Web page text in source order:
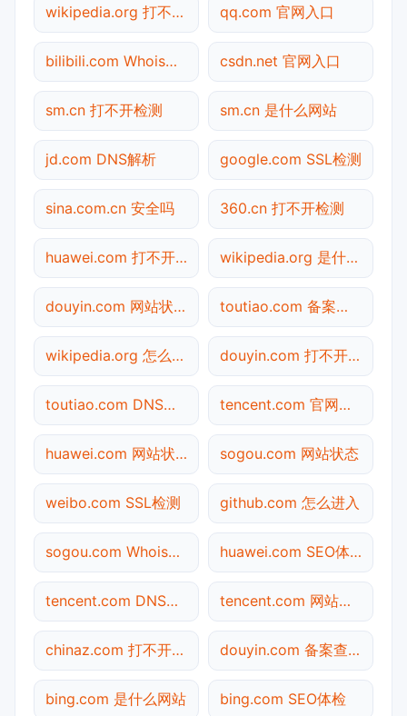
wikipedia.org 打不开检测 qq.com 官网入口
bilibili.com Whois查询 csdn.net 官网入口
sm.cn 打不开检测 sm.cn 是什么网站
jd.com DNS解析 google.com SSL检测
sina.com.cn 安全吗 360.cn 打不开检测
huawei.com 打不开检测 wikipedia.org 是什么网站
douyin.com 网站状态 toutiao.com 备案查询
wikipedia.org 怎么进入 douyin.com 打不开检测
toutiao.com DNS解析 tencent.com 官网入口
huawei.com 网站状态 sogou.com 网站状态
weibo.com SSL检测 github.com 怎么进入
sogou.com Whois查询 huawei.com SEO体检
tencent.com DNS解析 tencent.com 网站状态
chinaz.com 打不开检测 douyin.com 备案查询
bing.com 是什么网站 bing.com SEO体检